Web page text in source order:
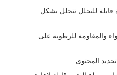
قابلة للتحلل تتحلل بشكل
والمقاومة للرطوبة على
المحتوى